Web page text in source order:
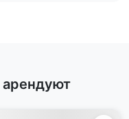
арендуют